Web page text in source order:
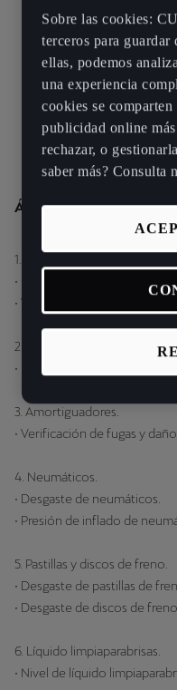
Áreas clave:
1. Motor y caja de cambios.
• Control del estado del
• Verificación de daños y
2. Líquido de frenos.
• Nivel y calidad del líquido de
3. Amortiguadores.
• Verificación de fugas y
4. Neumáticos.
• Desgaste de neumáticos.
• Presión de inflado de
5. Pastillas y discos de freno.
• Desgaste de pastillas de
• Desgaste de discos de freno.
6. Líquido limpiaparabrisas.
• Nivel de líquido
Sobre las cookies:
terceros para
ellas, podemos
una experiencia
cookies se
publicidad online más
rechazar, o
saber más? Consulta